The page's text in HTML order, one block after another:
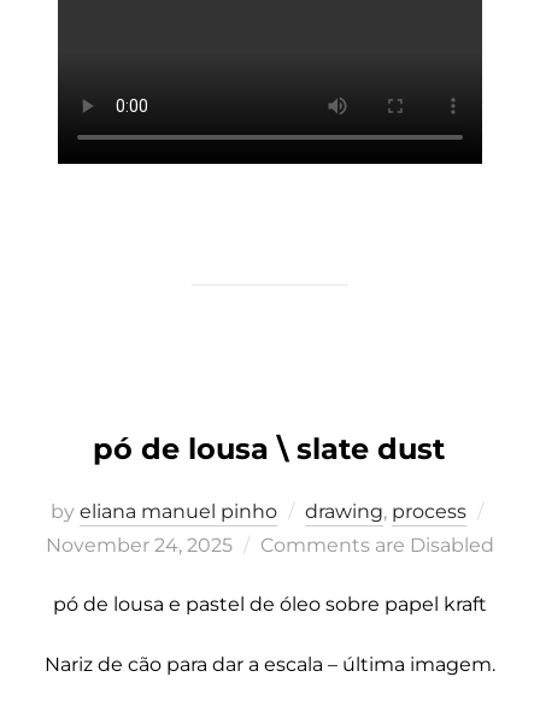
pó de lousa \ slate dust
by eliana manuel pinho drawing, process
on
November 24, 2025 Comments are Disabled
pó de lousa e pastel de óleo sobre papel kraft
Nariz de cão para dar a escala – última imagem.